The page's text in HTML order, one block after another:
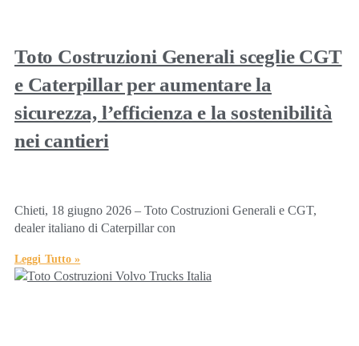
Toto Costruzioni Generali sceglie CGT
e Caterpillar per aumentare la
sicurezza, l’efficienza e la sostenibilità
nei cantieri
Chieti, 18 giugno 2026 – Toto Costruzioni Generali e CGT,
dealer italiano di Caterpillar con
Leggi Tutto »